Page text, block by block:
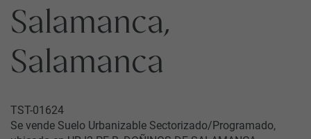
Salamanca,
Salamanca
TST-01624
Se vende Suelo Urbanizable Sectorizado/Programado,